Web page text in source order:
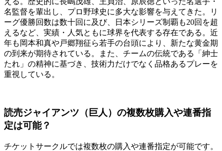
名監督を輩出し、プロ野球史に多大な影響を与えてきた。リ
ーグ優勝回数は数十回に及び、日本シリーズ制覇も20回を超
えるなど、実績・人気ともに球界を代表する存在である。近
年も岡本和真や戸郷翔征ら若手の台頭により、新たな黄金期
の到来が期待されている。また、チームの伝統である「紳士
たれ」の精神に基づき、技術力だけでなく品格あるプレーを
重視している。
読売ジャイアンツ（巨人）の複数枚購入や連番指
定は可能？
チケットサークルでは複数枚の購入や連番指定が可能です。